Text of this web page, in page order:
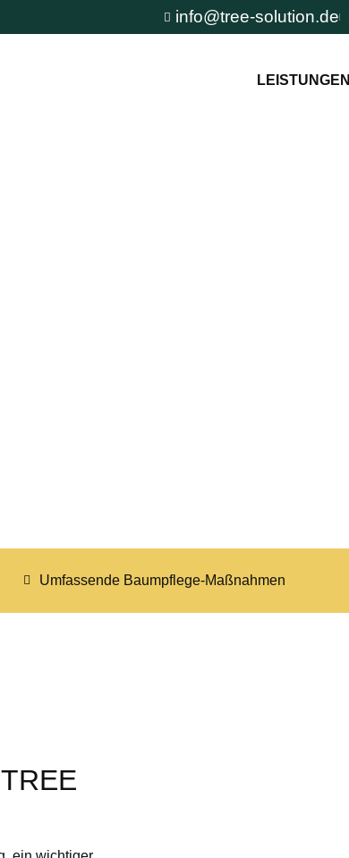
info@tree-solution.de
LEISTUNGEN
Umfassende Baumpflege-Maßnahmen